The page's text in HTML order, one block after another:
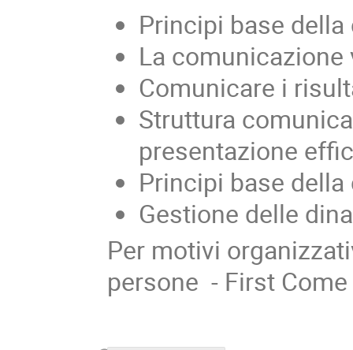
Principi base
La comunicazione
Comunicare i
Struttura
presentazione
Principi base
Gestione delle
Per motivi
persone - First